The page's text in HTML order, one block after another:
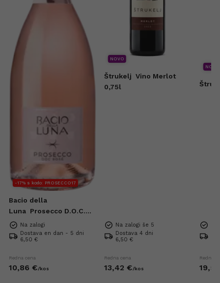
-17% s kodo: PROSECCO17
Bacio della
Luna Prosecco D.O.C.
Rose Extra Dry 0,75l
Na zalogi
Dostava en dan - 5 dni
6,50 €
Redna cena
10,86 €/kos
NOVO
Štrukelj Vino Merlot
0,75l
Na zalogi še 5
Dostava 4 dni
6,50 €
Redna cena
13,42 €/kos
NOVO
Redna
19,52